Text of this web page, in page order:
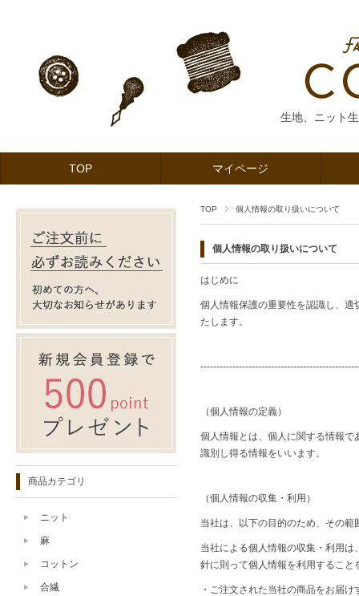
生地、ニット
TOP マイページ
TOP 個人情報の取り扱いについて
個人情報の取り扱いについて
はじめに
個人情報保護の重要性を認識し、
たします。
（個人情報の定義）
個人情報とは、個人に関する情報
識別し得る情報をいいます。
（個人情報の収集・利用）
当社は、以下の目的のため、その
当社による個人情報の収集・利用
針に則って個人情報を利用するこ
・ご注文された当社の商品をお届
商品カテゴリ
ニット
麻
コットン
合繊